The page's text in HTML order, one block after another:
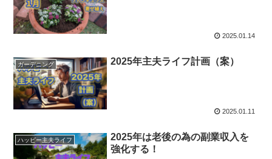
2025.01.14
ガーデニング 2025年主夫ライフ計画（案）
2025.01.11
ハッピー主夫ライフ
2025年は老後の為の副業収入を
強化する！